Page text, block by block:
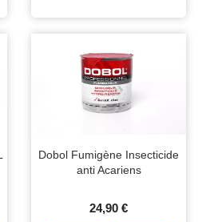
Dobol Fumigène Insecticide
anti Acariens
24,90 €